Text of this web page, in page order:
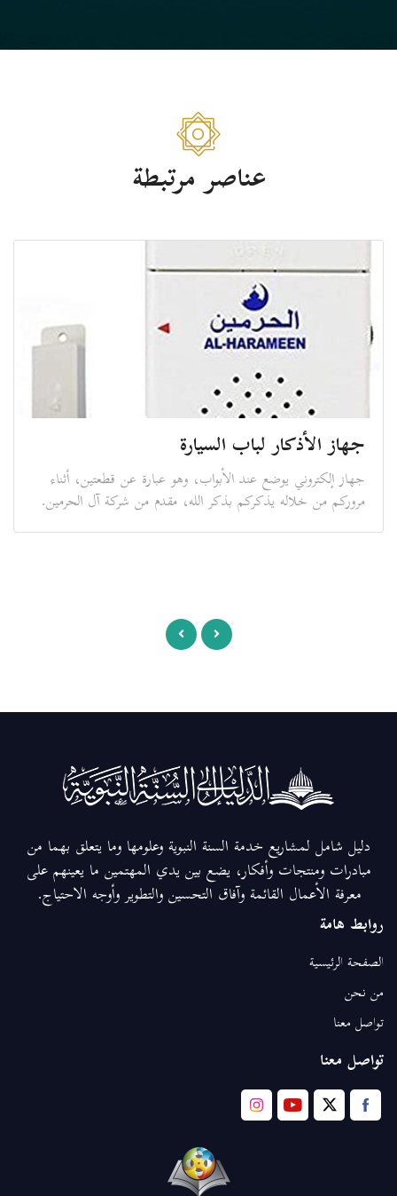
عناصر مرتبطة
جهاز الأذكار لباب السيارة
جهاز إلكتروني يوضع عند الأبواب، وهو عبارة عن قطعتين، أثناء
مروركم من خلاله يذكركم بذكر الله، مقدم من شركة آل الحرمين.
دليل شامل لمشاريع خدمة السنة النبوية وعلومها وما يتعلق بهما من
مبادرات ومنتجات وأفكار، يضع بين يدي المهتمين ما يعينهم على
معرفة الأعمال القائمة وآفاق التحسين والتطوير وأوجه الاحتياج.
روابط هامة
الصفحة الرئيسية
من نحن
تواصل معنا
تواصل معنا